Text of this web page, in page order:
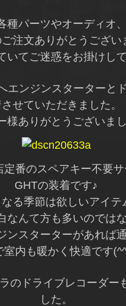
種パーツやオーディオ
注文ありがとうござい
いてご迷惑をお掛けして
エンジンスターターと
せていただきました。
様ありがとうございま
番のスペアキー不要
GHTの装着です♪
る季節は欲しいアイテ
なんて方も多いのでは
ンスターターがあれば
室内も暖かく快適です
のドライブレコーダー
した。